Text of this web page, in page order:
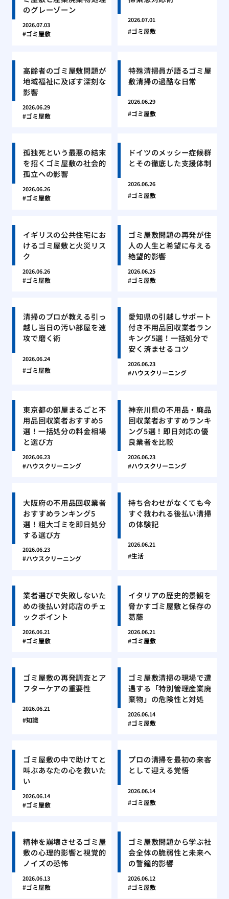
のグレーゾーン
2026.07.03
ゴミ屋敷
2026.07.01
ゴミ屋敷
高齢者のゴミ屋敷問題が
地域福祉に及ぼす深刻な
影響
2026.06.29
ゴミ屋敷
特殊清掃員が語るゴミ屋
敷清掃の過酷な日常
2026.06.29
ゴミ屋敷
孤独死という最悪の結末
を招くゴミ屋敷の社会的
孤立への影響
2026.06.26
ゴミ屋敷
ドイツのメッシー症候群
とその徹底した支援体制
2026.06.26
ゴミ屋敷
イギリスの公共住宅にお
けるゴミ屋敷と火災リス
ク
2026.06.26
ゴミ屋敷
ゴミ屋敷問題の再発が住
人の人生と希望に与える
絶望的影響
2026.06.25
ゴミ屋敷
清掃のプロが教える引っ
越し当日の汚い部屋を速
攻で磨く術
2026.06.24
ゴミ屋敷
愛知県の引越しサポート
付き不用品回収業者ラン
キング5選！一括処分で
安く済ませるコツ
2026.06.23
ハウスクリーニング
東京都の部屋まるごと不
用品回収業者おすすめ5
選！一括処分の料金相場
と選び方
2026.06.23
ハウスクリーニング
神奈川県の不用品・廃品
回収業者おすすめランキ
ング5選！即日対応の優
良業者を比較
2026.06.23
ハウスクリーニング
大阪府の不用品回収業者
おすすめランキング5
選！粗大ゴミを即日処分
する選び方
2026.06.23
ハウスクリーニング
持ち合わせがなくても今
すぐ救われる後払い清掃
の体験記
2026.06.21
生活
業者選びで失敗しないた
めの後払い対応店のチェ
ックポイント
2026.06.21
ゴミ屋敷
イタリアの歴史的景観を
脅かすゴミ屋敷と保存の
葛藤
2026.06.21
ゴミ屋敷
ゴミ屋敷の再発調査とア
フターケアの重要性
2026.06.21
知識
ゴミ屋敷清掃の現場で遭
遇する「特別管理産業廃
棄物」の危険性と対処
2026.06.14
ゴミ屋敷
ゴミ屋敷の中で助けてと
叫ぶあなたの心を救いた
い
2026.06.14
ゴミ屋敷
プロの清掃を最初の来客
として迎える覚悟
2026.06.14
ゴミ屋敷
精神を崩壊させるゴミ屋
敷の心理的影響と視覚的
ノイズの恐怖
2026.06.13
ゴミ屋敷
ゴミ屋敷問題から学ぶ社
会全体の脆弱性と未来へ
の警鐘的影響
2026.06.12
ゴミ屋敷